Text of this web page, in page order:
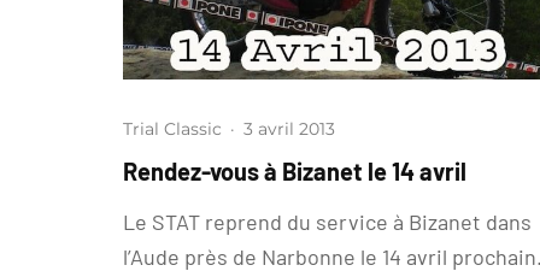
Trial Classic · 3 avril 2013
Rendez-vous à Bizanet le 14 avril
Le STAT reprend du service à Bizanet dans
l’Aude près de Narbonne le 14 avril